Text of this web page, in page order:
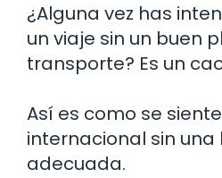
¿Alguna vez has
un viaje sin un buen
transporte? Es un
Así es como se
internacional sin una
adecuada.